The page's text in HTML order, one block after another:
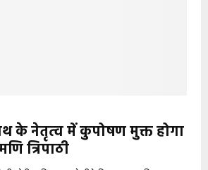
के नेतृत्व में कुपोषण मुक्त होगा
त्रिपाठी